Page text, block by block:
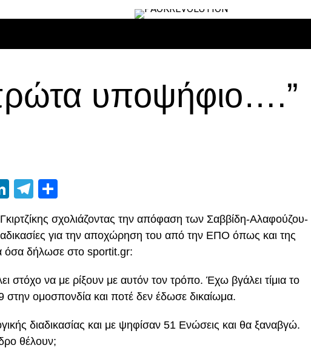
υποψήφιο….”
LinkedIn
Telegram
σχολιάζοντας την απόφαση των Σαββίδη-Αλαφούζου-
για την αποχώρηση του από την ΕΠΟ όπως και της
όσα δήλωσε στο sportit.gr:
στόχο να με ρίξουν με αυτόν τον τρόπο. Έχω βγάλει τίμια το
στην ομοσπονδία και ποτέ δεν έδωσε δικαίωμα.
διαδικασίας και με ψηφίσαν 51 Ενώσεις και θα ξαναβγώ.
θέλουν;